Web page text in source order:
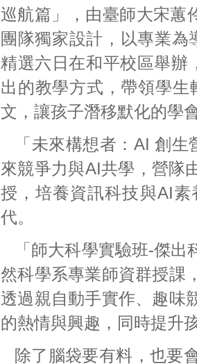
巡航篇」，由臺師大宋蕙
團隊獨家設計，以專業
精選六日在和平校區舉辦
出的教學方式，帶領學
文，讓孩子潛移默化的學
「未來構想者：AI 創
來競爭力與AI共學，營隊
授，培養資訊科技與AI
代。
「師大科學實驗班-傑
然科學系專業師資群授課
透過親自動手實作、趣味
的熱情與興趣，同時提升
除了腦袋要有料，也要